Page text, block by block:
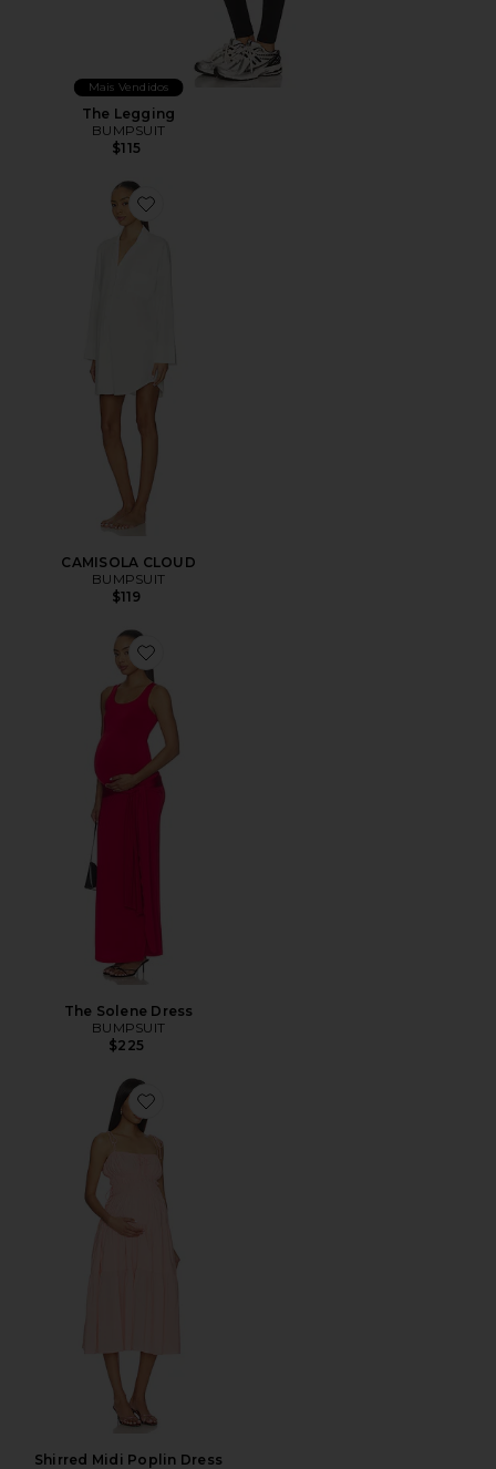
Mais Vendidos
The Legging
BUMPSUIT
$115
Favorite CAMISOLA CLOUD
CAMISOLA CLOUD
BUMPSUIT
$119
Favorite The Solene Dress
The Solene Dress
BUMPSUIT
$225
Favorite Shirred Midi Poplin Dress
Shirred Midi Poplin Dress